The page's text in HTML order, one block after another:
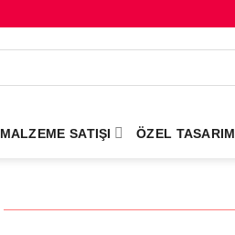
MALZEME SATIŞI ÖZEL